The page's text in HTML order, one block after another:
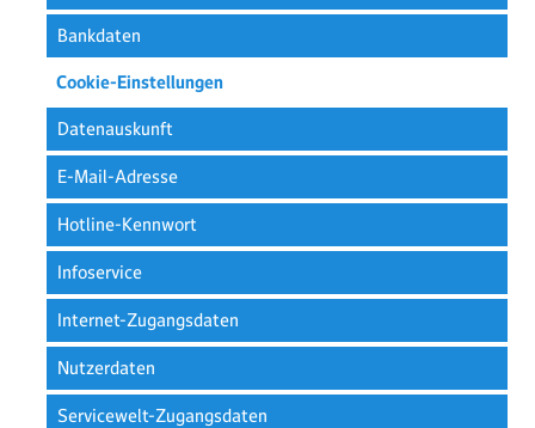
Bankdaten
Cookie-Einstellungen
Datenauskunft
E-Mail-Adresse
Hotline-Kennwort
Infoservice
Internet-Zugangsdaten
Nutzerdaten
Servicewelt-Zugangsdaten